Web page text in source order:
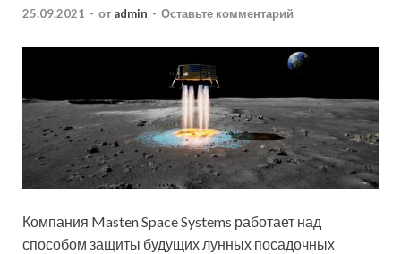
25.09.2021 - от admin - Оставьте комментарий
Компания Masten Space Systems работает над
способом защиты будущих лунных посадочных